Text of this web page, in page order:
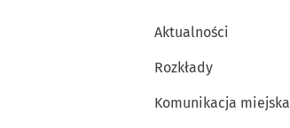
Aktualności
Rozkłady
Komunikacja miejska